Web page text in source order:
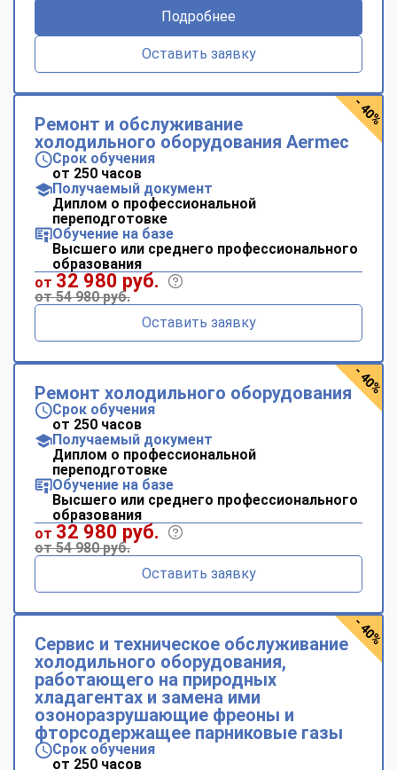
Подробнее
Оставить заявку
Ремонт и обслуживание
холодильного оборудования Aermec
Срок обучения
от 250 часов
Получаемый документ
Диплом о профессиональной
переподготовке
Обучение на базе
Высшего или среднего профессионального
образования
от 32 980 руб.
от 54 980 руб.
Оставить заявку
- 40%
Ремонт холодильного оборудования
Срок обучения
от 250 часов
Получаемый документ
Диплом о профессиональной
переподготовке
Обучение на базе
Высшего или среднего профессионального
образования
от 32 980 руб.
от 54 980 руб.
Оставить заявку
- 40%
Сервис и техническое обслуживание
холодильного оборудования,
работающего на природных
хладагентах и замена ими
озоноразрушающие фреоны и
фторсодержащее парниковые газы
Срок обучения
от 250 часов
- 40%